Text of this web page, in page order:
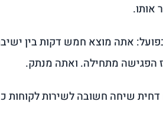
אותו.
אתה מוצא חמש דקות בין
הפגישה מתחילה. ואתה מנתק.
שיחה חשובה לשירות לקוחות